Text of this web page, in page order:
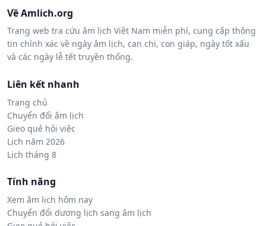
Về Amlich.org
Trang web tra cứu âm lịch Việt Nam miễn phí, cung cấp thông
tin chính xác về ngày âm lịch, can chi, con giáp, ngày tốt xấu
và các ngày lễ tết truyền thống.
Liên kết nhanh
Trang chủ
Chuyển đổi âm lịch
Gieo quẻ hỏi việc
Lịch năm 2026
Lịch tháng 8
Tính năng
Xem âm lịch hôm nay
Chuyển đổi dương lịch sang âm lịch